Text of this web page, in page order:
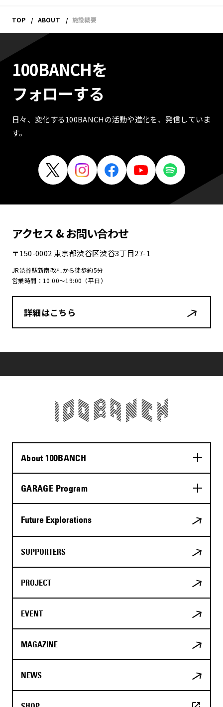
TOP ABOUT 施設概要
100BANCHを
フォローする
日々、変化する100BANCHの活動や進化を、発信していま
す。
アクセス & お問い合わせ
〒150-0002 東京都渋谷区渋谷3丁目27-1
JR渋谷駅新南改札から徒歩約5分
営業時間：10:00〜19:00（平日）
詳細はこちら
About 100BANCH
GARAGE Program
Future Explorations
SUPPORTERS
PROJECT
EVENT
MAGAZINE
NEWS